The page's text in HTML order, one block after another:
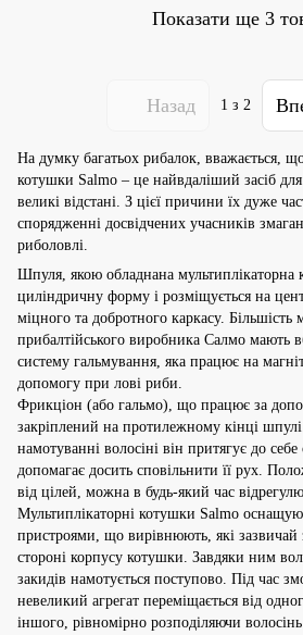
Показати ще 3
Назад 1 з 2
На думку багатьох рибалок, вважається,
котушки Salmo – це найвдаліший засіб
великі відстані. З цієї причини їх дуже
спорядженні досвідчених учасників
риболовлі.
Шпуля, якою обладнана мультиплікаторна
циліндричну форму і розміщується на
міцного та добротного каркасу. Більшість
прибалтійського виробника Салмо мають
систему гальмування, яка працює на
допомогу при лові риби.
Фрикціон (або гальмо), що працює за
закріплений на протилежному кінці
намотуванні волосіні він притягує до
допомагає досить сповільнити її рух.
від цілей, можна в будь-який час
Мультиплікаторні котушки Salmo
пристроями, що вирівнюють, які зазвичай
стороні корпусу котушки. Завдяки ним
закидів намотується поступово. Під час
невеликий агрегат переміщається від
іншого, рівномірно розподіляючи